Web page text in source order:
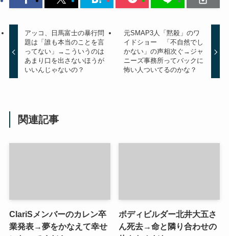
アッコ、日馬富士の暴行問
題は「誰も本当のことを言
ってない」→こういうのは
あまり口を出さないほうが
いいんじゃないの？
元SMAP3人「黙殺」のワ
イドショー 「不自然でし
かない」の声相次ぐ→ジャ
ニーズ事務所ってバックに
怖い人ついてるのかな？
関連記事
ClariSメンバーのカレン卒
業発表→夢をかなえて幸せ
ボディビルダー北井大五さ
ん死去→命と隣り合わせの